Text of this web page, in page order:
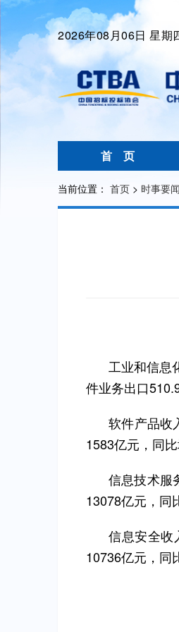
2026年08月06日 星期
首 页
当前位置： 首页 > 时事要闻
工业和信息
件业务出口
软件产品收
1583亿元，同
信息技术服
13078亿元，同
信息安全收
10736亿元，同